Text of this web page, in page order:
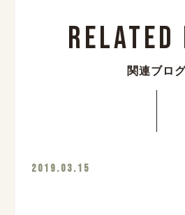
Related
関連ブロ
2019.03.15